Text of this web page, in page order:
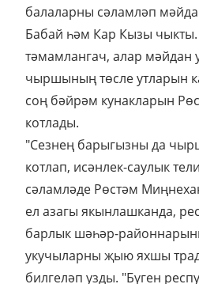
балаларны сәламләп
Бабай һәм Кар Кызы
тәмамлангач, алар мәйдан
чыршының төсле утларын
соң бәйрәм кунакларын
котлады.
"Сезнең барыгызны да
котлап, исәнлек-саулык
сәламләде Рөстәм
ел азагы якынлашканда,
барлык шәһәр-
укучыларны җыю яхшы
билгеләп узды. "Бүген